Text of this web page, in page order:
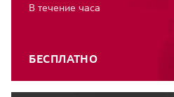
В течение часа
БЕСПЛАТНО